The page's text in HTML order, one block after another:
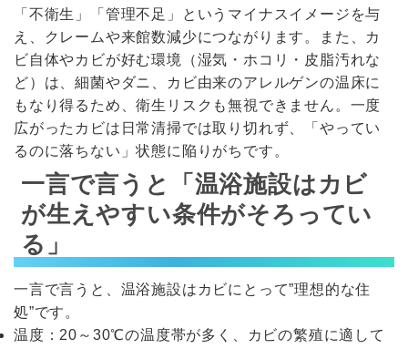
「不衛生」「管理不足」というマイナスイメージを与
え、クレームや来館数減少につながります。また、カ
ビ自体やカビが好む環境（湿気・ホコリ・皮脂汚れな
ど）は、細菌やダニ、カビ由来のアレルゲンの温床に
もなり得るため、衛生リスクも無視できません。一度
広がったカビは日常清掃では取り切れず、「やってい
るのに落ちない」状態に陥りがちです。
一言で言うと「温浴施設はカビ
が生えやすい条件がそろってい
る」
一言で言うと、温浴施設はカビにとって”理想的な住
処”です。
温度：20～30℃の温度帯が多く、カビの繁殖に適して